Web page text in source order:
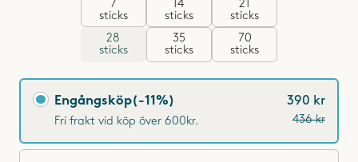
7
sticks
14
sticks
21
sticks
28
sticks
35
sticks
70
sticks
Engångsköp(-11%)
Fri frakt vid köp över 600kr.
390 kr
436 kr